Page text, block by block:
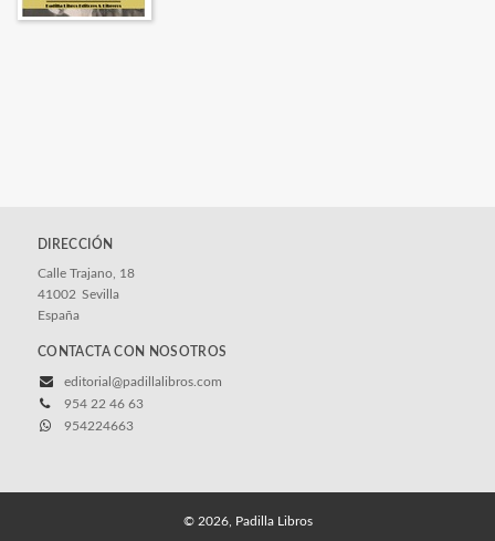
DIRECCIÓN
Calle Trajano, 18
41002 Sevilla
España
CONTACTA CON NOSOTROS
editorial@padillalibros.com
954 22 46 63
954224663
© 2026, Padilla Libros